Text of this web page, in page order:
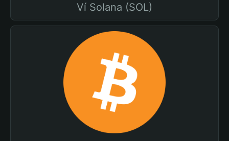
Ví Solana (SOL)